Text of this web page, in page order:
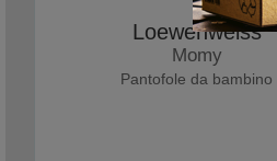
Loewenweiss
Momy
Pantofole da bambino